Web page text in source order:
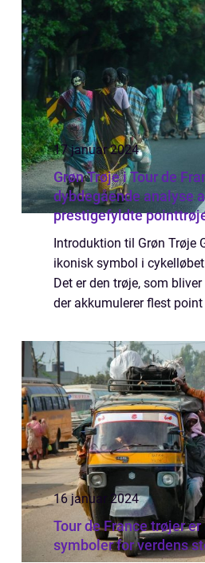
17 januar 2024
Grøn Trøje i Tour de
dybdegående analyse
prestigefyldte
Introduktion til Grøn Trøje
ikonisk symbol i
Det er den trøje, som
der akkumulerer flest
anerkendelse af en rytters
16 januar 2024
Tour de France trøjer
symboler for verdens